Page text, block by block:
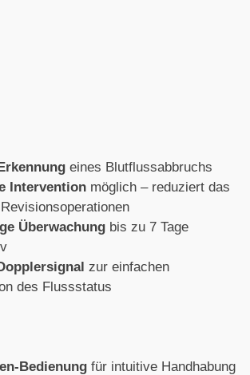
eines Blutflussabbruchs
Intervention möglich – reduziert das
Überwachung bis zu 7 Tage
zur einfachen
des Flussstatus
Bedienung für intuitive Handhabung